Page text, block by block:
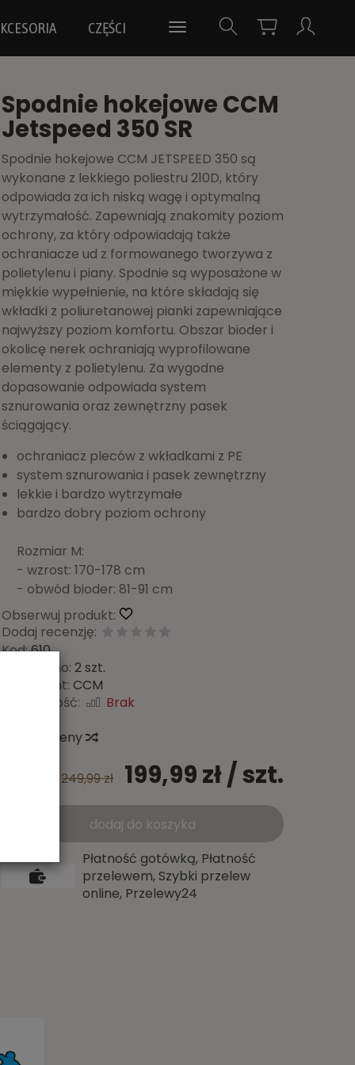
CZĘŚCI
Spodnie hokejowe CCM
Jetspeed 350 SR
Spodnie hokejowe CCM JETSPEED 350 są
wykonane z lekkiego poliestru 210D, który
odpowiada za ich niską wagę i optymalną
wytrzymałość. Zapewniają znakomity poziom
ochrony, za który odpowiadają także
ochraniacze ud z formowanego tworzywa z
polietylenu i piany. Spodnie są wyposażone w
miękkie wypełnienie, na które składają się
wkładki z poliuretanowej pianki zapewniające
najwyższy poziom komfortu. Obszar bioder i
okolicę nerek ochraniają wyprofilowane
elementy z polietylenu. Za wygodne
dopasowanie odpowiada system
sznurowania oraz zewnętrzny pasek
ściągający.
ochraniacz pleców z wkładkami z PE
system sznurowania i pasek zewnętrzny
lekkie i bardzo wytrzymałe
bardzo dobry poziom ochrony
Rozmiar M:
- wzrost: 170-178 cm
- obwód bioder: 81-91 cm
Obserwuj produkt:
Dodaj recenzję:
Kod:610
Sprzedano: 2 szt.
Producent: CCM
Dostępność:
Brak
Historia ceny
249,99 zł 199,99 zł/ szt.
dodaj do koszyka
Płatność gotówką, Płatność
przelewem, Szybki przelew
online, Przelewy24